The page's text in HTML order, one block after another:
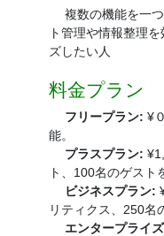
複数の機能を一
ト管理や情報整理
ズしたい人
料金プラン
フリープラン: ¥
能。
プラスプラン:
ト、100名のゲスト
ビジネスプラン:
リティクス、250名
エンタープライ